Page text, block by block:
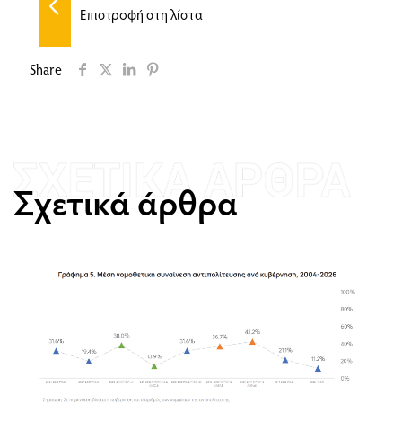
Επιστροφή στη λίστα
Share
Σχετικά άρθρα